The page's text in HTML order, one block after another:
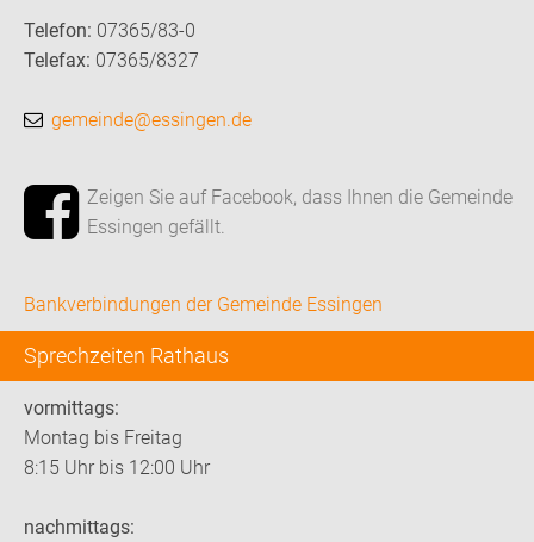
Telefon: 07365/83-0
Telefax: 07365/8327
gemeinde@essingen.de
Zeigen Sie auf Facebook, dass Ihnen die Gemeinde
Essingen gefällt.
Bankverbindungen der Gemeinde Essingen
Sprechzeiten Rathaus
vormittags:
Montag bis Freitag
8:15 Uhr bis 12:00 Uhr
nachmittags: